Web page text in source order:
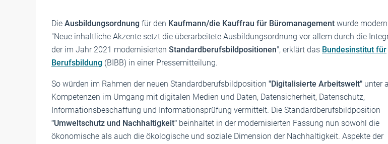
Die Ausbildungsordnung für den Kaufmann/die Kauffrau für Büromanagement wurde
"Neue inhaltliche Akzente setzt die überarbeitete Ausbildungsordnung vor allem durch die
der im Jahr 2021 modernisierten Standardberufsbildpositionen", erklärt das Bundesinstitut für
Berufsbildung (BIBB) in einer Pressemitteilung.
So würden im Rahmen der neuen Standardberufsbildposition "Digitalisierte Arbeitswelt" unter
Kompetenzen im Umgang mit digitalen Medien und Daten, Datensicherheit, Datenschutz,
Informationsbeschaffung und Informationsprüfung vermittelt. Die Standardberufsbildposition
"Umweltschutz und Nachhaltigkeit" beinhaltet in der modernisierten Fassung nun sowohl die
ökonomische als auch die ökologische und soziale Dimension der Nachhaltigkeit. Aspekte der